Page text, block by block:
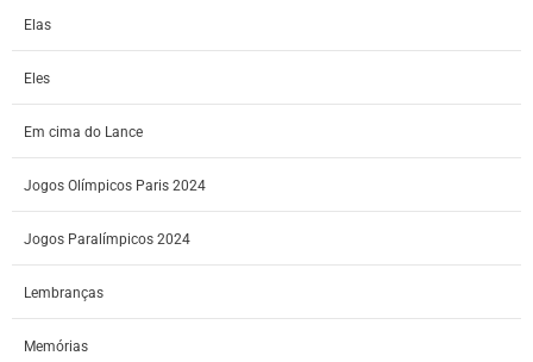
Elas
Eles
Em cima do Lance
Jogos Olímpicos Paris 2024
Jogos Paralímpicos 2024
Lembranças
Memórias